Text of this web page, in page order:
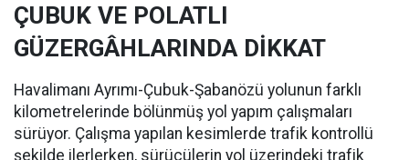
ÇUBUK VE POLATLI
GÜZERGÂHLARINDA DİKKAT
Havalimanı Ayrımı-Çubuk-Şabanözü yolunun farklı
kilometrelerinde bölünmüş yol yapım çalışmaları
sürüyor. Çalışma yapılan kesimlerde trafik kontrollü
şekilde ilerlerken, sürücülerin yol üzerindeki trafik